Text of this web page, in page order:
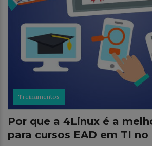
Treinamentos
Por que a 4Linux é a
para cursos EAD em TI no